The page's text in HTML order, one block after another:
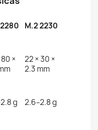
M.2 2230
×
22 × 30 ×
2.3 mm
g 2.6–2.8 g